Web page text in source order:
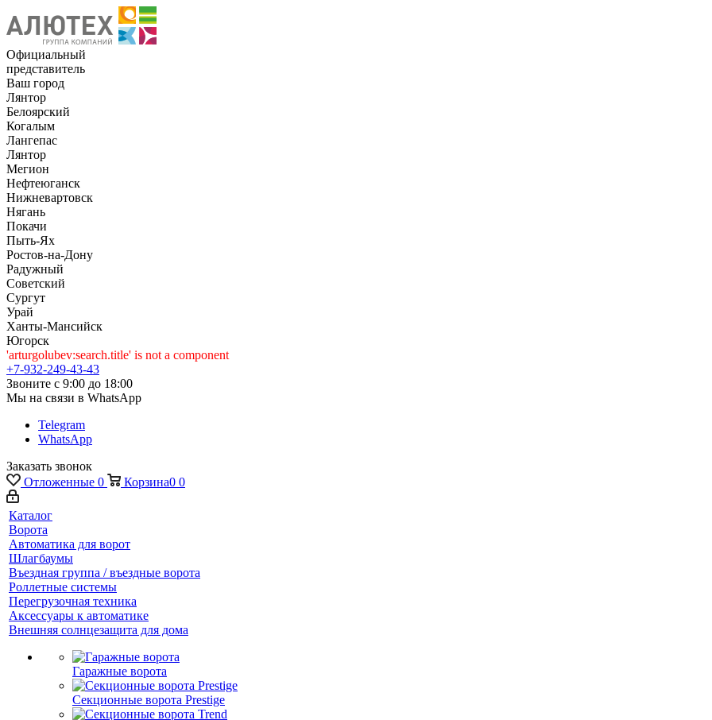
Официальный
представитель
Ваш город
Лянтор
Белоярский
Когалым
Лангепас
Лянтор
Мегион
Нефтеюганск
Нижневартовск
Нягань
Покачи
Пыть-Ях
Рoстов-на-Дону
Радужный
Советский
Сургут
Урай
Ханты-Мансийск
Югорск
'arturgolubev:search.title' is not a component
+7-932-249-43-43
Звоните с 9:00 до 18:00
Мы на связи в WhatsApp
Telegram
WhatsApp
Заказать звонок
Отложенные 0 Корзина0 0
Каталог
Ворота
Автоматика для ворот
Шлагбаумы
Въездная группа / въездные ворота
Роллетные системы
Перегрузочная техника
Аксессуары к автоматике
Внешняя солнцезащита для дома
Гаражные ворота
Секционные ворота Prestige